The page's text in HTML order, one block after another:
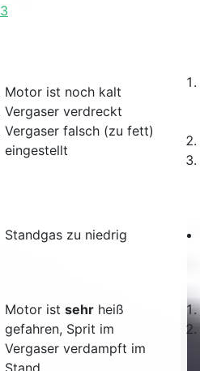
3
Motor ist noch kalt
Vergaser verdreckt
Vergaser falsch (zu fett)
eingestellt
Standgas zu niedrig
Motor ist sehr heiß
gefahren, Sprit im
Vergaser verdampft im
Stand